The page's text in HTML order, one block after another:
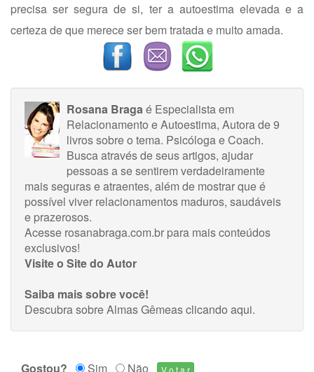
precisa ser segura de si, ter a autoestima elevada e a
certeza de que merece ser bem tratada e muito amada.
Rosana Bragaé Especialista em
Relacionamento e Autoestima, Autora de 9
livros sobre o tema. Psicóloga e Coach.
Busca através de seus artigos, ajudar
pessoas a se sentirem verdadeiramente
mais seguras e atraentes, além de mostrar que é
possível viver relacionamentos maduros, saudáveis
e prazerosos.
Acesse rosanabraga.com.br para mais conteúdos
exclusivos!
Visite o Site do Autor
Saiba mais sobre você!
Descubra sobre Almas Gêmeasclicando aqui.
Gostou? Sim Não